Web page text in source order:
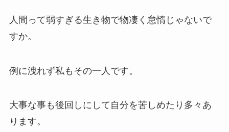
人間って弱すぎる生き物で物凄く怠惰じゃないで
すか。
例に洩れず私もその一人です。
大事な事も後回しにして自分を苦しめたり多々あ
ります。